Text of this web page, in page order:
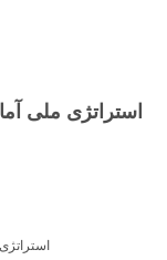
استراتژی ملی